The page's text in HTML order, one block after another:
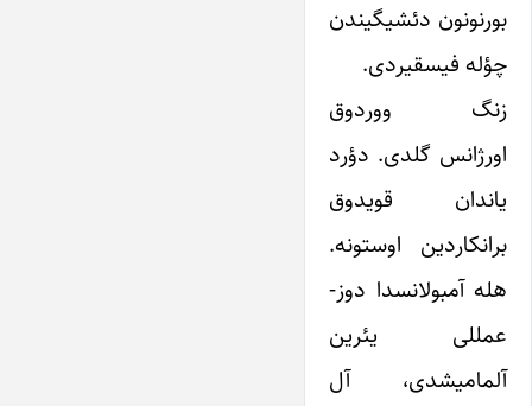
بورنونون دئشیگیندن
چؤله فیسقیردی.
زنگ ووردوق
اورژانس گلدی. دؤرد
یاندان قویدوق
برانکاردین اوستونه.
هله آمبولانسدا دوز-
عمللی یئرین
آلمامیشدی، آل